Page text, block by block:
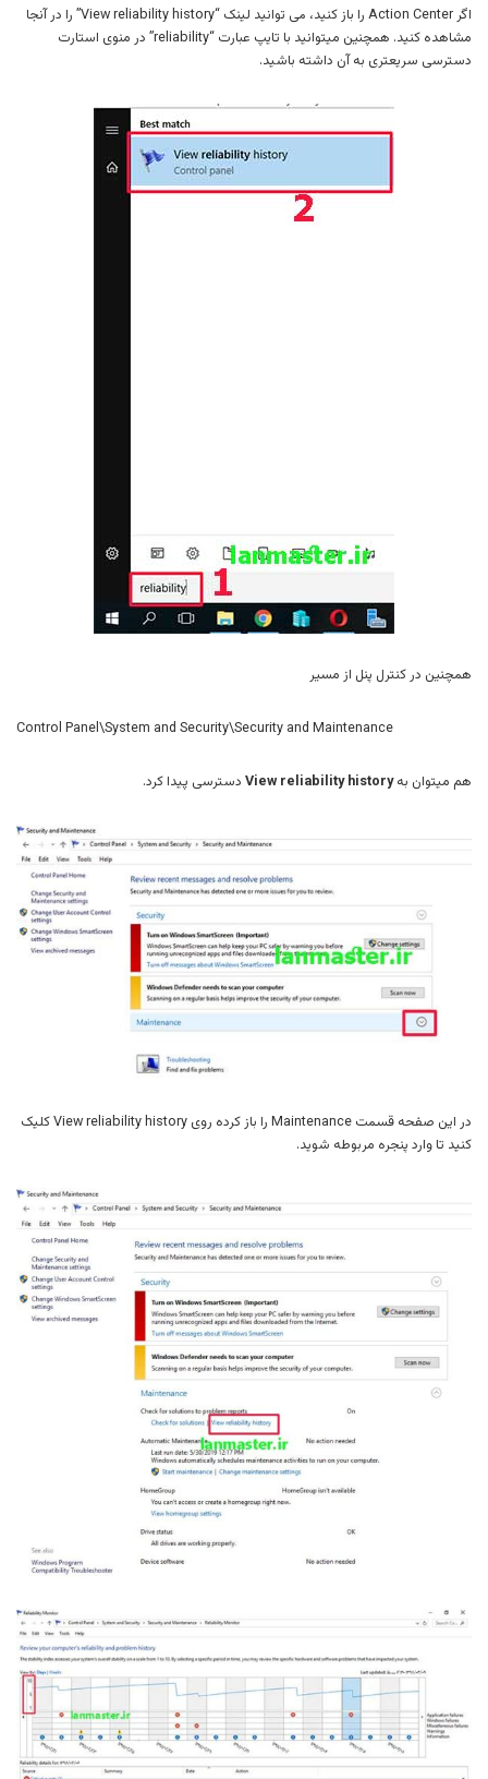
اگر Action Center را باز کنید، می توانید لینک “View reliability history” را در آنجا
مشاهده کنید. همچنین میتوانید با تایپ عبارت “reliability” در منوی استارت
دسترسی سریعتری به آن داشته باشید.
همچنین در کنترل پنل از مسیر
Control Panel\System and Security\Security and Maintenance
هم میتوان بهView reliability history دسترسی پیدا کرد.
در این صفحه قسمت Maintenance را باز کرده روی View reliability history کلیک
کنید تا وارد پنجره مربوطه شوید.